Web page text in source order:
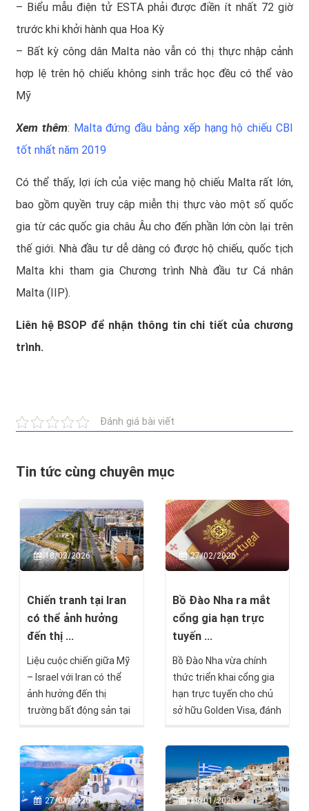
– Biểu mẫu điện tử ESTA phải được điền ít nhất 72 giờ
trước khi khởi hành qua Hoa Kỳ
– Bất kỳ công dân Malta nào vẫn có thị thực nhập cảnh
hợp lệ trên hộ chiếu không sinh trắc học đều có thể vào
Mỹ
Xem thêm: Malta đứng đầu bảng xếp hạng hộ chiếu CBI
tốt nhất năm 2019
Có thể thấy, lợi ích của việc mang hộ chiếu Maltarất lớn,
bao gồm quyền truy cập miễn thị thực vào một số quốc
gia từ các quốc gia châu Âu cho đến phần lớn còn lại trên
thế giới. Nhà đầu tư dễ dàng có được hộ chiếu, quốc tịch
Malta khi tham gia Chương trình Nhà đầu tư Cá nhân
Malta (IIP).
Liên hệ BSOP để nhận thông tin chi tiết của chương
trình.
Đánh giá bài viết
Tin tức cùng chuyên mục
18/03/2026
Chiến tranh tại Iran
có thể ảnh hưởng
đến thị ...
Liệu cuộc chiến giữa Mỹ
– Israel với Iran có thể
ảnh hưởng đến thị
trường bất động sản tại
thì theo cách nào?
27/02/2026
Bồ Đào Nha ra mắt
cổng gia hạn trực
tuyến ...
Bồ Đào Nha vừa chính
thức triển khai cổng gia
hạn trực tuyến cho chủ
sở hữu Golden Visa, đánh
trọng trong quá trình cải
cách hành chính và hiện
đại hóa các thủ tục di trú.
27/01/2026 19/01/2026